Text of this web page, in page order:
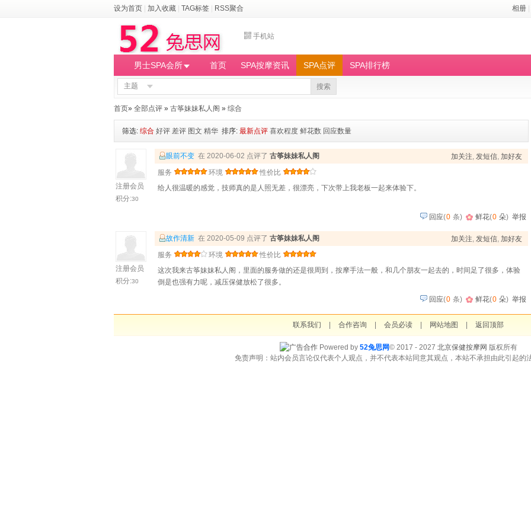
设为首页 加入收藏 TAG标签 RSS聚合 相册
手机站
男士SPA会所 首页 SPA按摩资讯 SPA点评 SPA排行榜
主题 搜索
首页» 全部点评 » 古筝妹妹私人阁 » 综合
筛选: 综合 好评 差评 图文 精华 排序: 最新点评 喜欢程度 鲜花数 回应数量
注册会员
积分:30
加关注, 发短信, 加好友
眼前不变 在 2020-06-02 点评了 古筝妹妹私人阁
服务
环境
性价比
给人很温暖的感觉，技师真的是人照无差，很漂亮，下次带上我老板一起来体验下。
回应(0 条) 鲜花(0 朵) 举报
注册会员
积分:30
加关注, 发短信, 加好友
故作清新 在 2020-05-09 点评了 古筝妹妹私人阁
服务
环境
性价比
这次我来古筝妹妹私人阁，里面的服务做的还是很周到，按摩手法一般，和几个朋友一起去的，时间足了很多，体验
倒是也强有力呢，减压保健放松了很多。
回应(0 条) 鲜花(0 朵) 举报
联系我们 合作咨询 会员必读 网站地图 返回顶部
Powered by 52兔思网© 2017 - 2027 北京保健按摩网 版权所有
免责声明：站内会员言论仅代表个人观点，并不代表本站同意其观点，本站不承担由此引起的